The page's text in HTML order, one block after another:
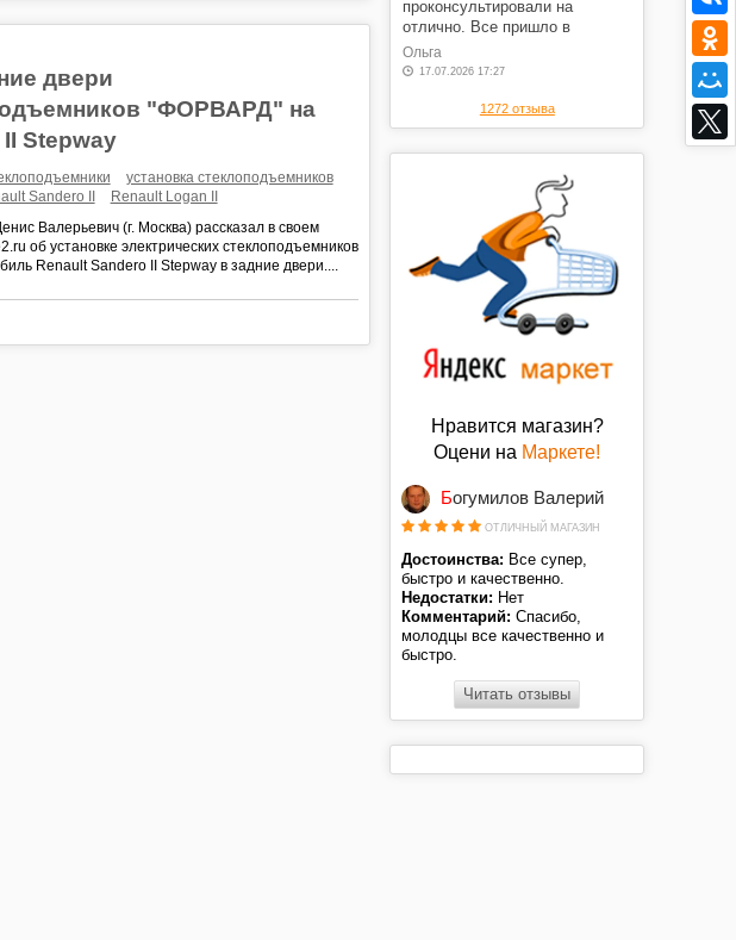
двери
"ФОРВАРД" на
Stepway
установка стеклоподъемников
Sandero II
Renault Logan II
Валерьевич (г. Москва) рассказал в своем
об установке электрических стеклоподъемников
Renault Sandero II Stepway в задние двери....
проконсультировали на
отлично. Все пришло в
оговоренные сроки, в отличном
состоянии, по оговоренной
Ольга
17.07.2026 17:27
1272 отзыва
Нравится магазин?
Оцени на Маркете!
Богумилов Валерий
ОТЛИЧНЫЙ МАГАЗИН
Достоинства: Все супер,
быстро и качественно.
Недостатки: Нет
Комментарий: Спасибо,
молодцы все качественно и
быстро.
Читать отзывы